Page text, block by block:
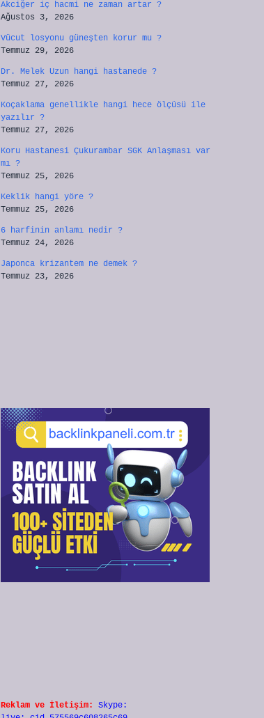
Akciğer iç hacmi ne zaman artar ?
Ağustos 3, 2026
Vücut losyonu güneşten korur mu ?
Temmuz 29, 2026
Dr. Melek Uzun hangi hastanede ?
Temmuz 27, 2026
Koçaklama genellikle hangi hece ölçüsü ile
yazılır ?
Temmuz 27, 2026
Koru Hastanesi Çukurambar SGK Anlaşması var
mı ?
Temmuz 25, 2026
Keklik hangi yöre ?
Temmuz 25, 2026
6 harfinin anlamı nedir ?
Temmuz 24, 2026
Japonca krizantem ne demek ?
Temmuz 23, 2026
Reklam ve İletişim:
Skype: